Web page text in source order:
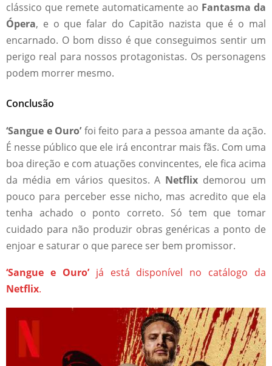
clássico que remete automaticamente ao Fantasma da
Ópera, e o que falar do Capitão nazista que é o mal
encarnado. O bom disso é que conseguimos sentir um
perigo real para nossos protagonistas. Os personagens
podem morrer mesmo.
Conclusão
‘Sangue e Ouro’foi feito para a pessoa amante da ação.
É nesse público que ele irá encontrar mais fãs. Com uma
boa direção e com atuações convincentes, ele fica acima
da média em vários quesitos. A Netflix demorou um
pouco para perceber esse nicho, mas acredito que ela
tenha achado o ponto correto. Só tem que tomar
cuidado para não produzir obras genéricas a ponto de
enjoar e saturar o que parece ser bem promissor.
‘Sangue e Ouro’já está disponível no catálogo da
Netflix.